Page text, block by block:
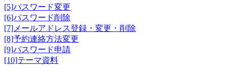
[5]パスワード変更
[6]パスワード削除
[7]メールアドレス登録・変更・削除
[8]予約連絡方法変更
[9]パスワード申請
[10]テーマ資料